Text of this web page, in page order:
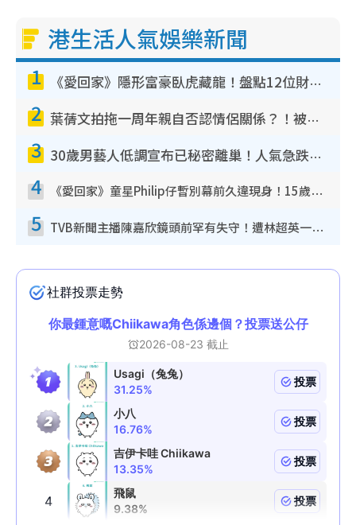
港生活人氣娛樂新聞
1 《愛回家》隱形富豪臥虎藏龍！盤點12位財氣逼人的有錢藝人：呢位靚女3億身家唔憂做
2 葉蒨文拍拖一周年親自否認情侶關係？！被質疑感情造假竟稱GM「普通同事」
3 30歲男藝人低調宣布已秘密離巢！人氣急跌變失蹤人口︰「這幾年過得並不容易」
4 《愛回家》童星Philip仔暫別幕前久違現身！15歲近況暴風長高蛻變帥氣少男
5 TVB新聞主播陳嘉欣鏡頭前罕有失守！遭林超英一句說話突襲嚇親當場大笑